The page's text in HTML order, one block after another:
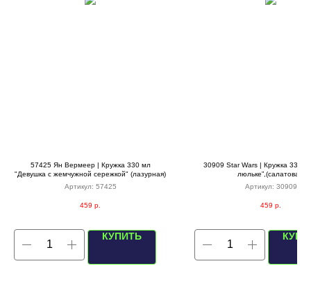
57425 Ян Вермеер | Кружка 330 мл
"Девушка с жемчужной сережкой" (лазурная)
Артикул: 57425
459 р.
КУПИТЬ
30909 Star Wars | Кружка
люльке”,(салатовая)
Артикул: 30909
459 р.